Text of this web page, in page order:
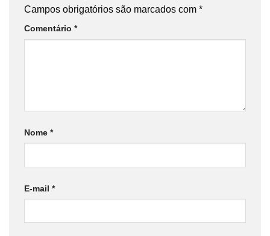
Campos obrigatórios são marcados com *
Comentário *
Nome *
E-mail *